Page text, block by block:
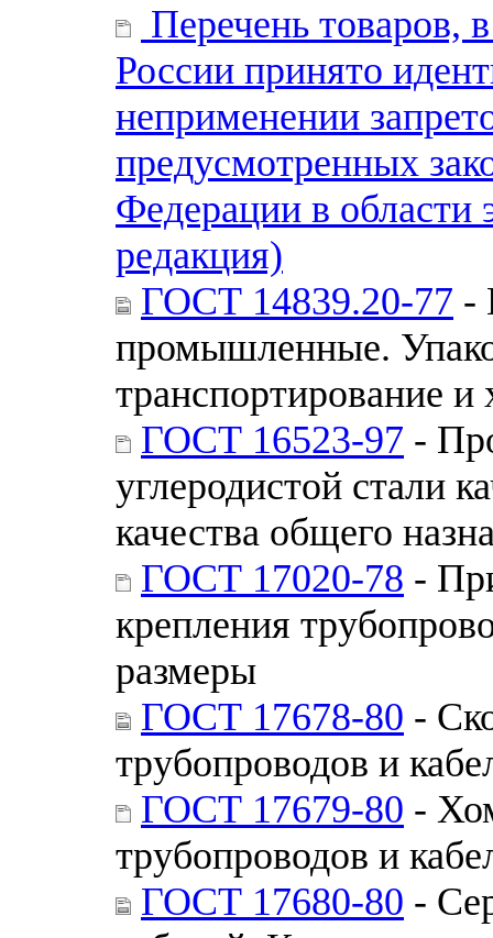
Перечень
России принято
неприменении
предусмотренных
Федерации в области
редакция)
ГОСТ 14839.20-77 -
промышленные.
транспортирование и
ГОСТ 16523-97 -
углеродистой стали
качества общего
ГОСТ 17020-78 -
крепления
размеры
ГОСТ 17678-80 -
трубопроводов и
ГОСТ 17679-80 -
трубопроводов и
ГОСТ 17680-80 -